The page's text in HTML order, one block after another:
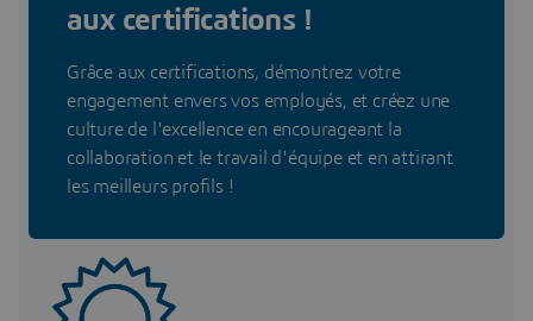
aux certifications !
Grâce aux certifications, démontrez votre
engagement envers vos employés, et créez une
culture de l'excellence en encourageant la
collaboration et le travail d'équipe et en attirant
les meilleurs profils !